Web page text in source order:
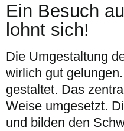
Ein Besuch
lohnt sich!
Die Umgestaltung
wirlich gut
gestaltet. Das
Weise umgesetzt.
und bilden den